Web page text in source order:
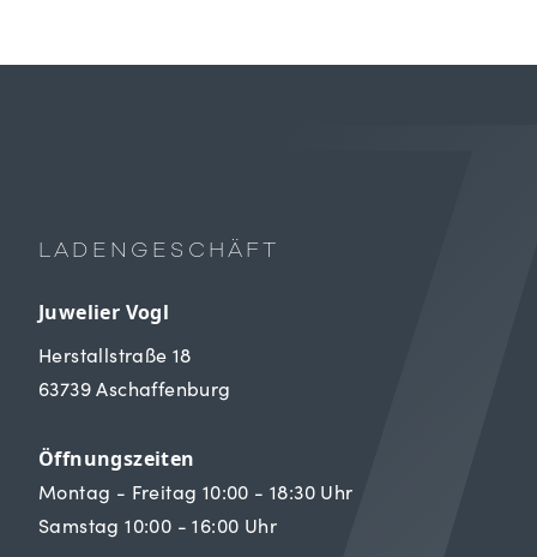
LADENGESCHÄFT
Juwelier Vogl
Herstallstraße 18
63739 Aschaffenburg
Öffnungszeiten
Montag - Freitag 10:00 - 18:30 Uhr
Samstag 10:00 - 16:00 Uhr